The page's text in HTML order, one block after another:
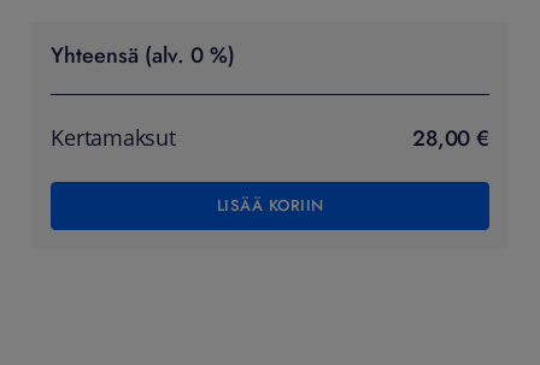
Yhteensä (alv. 0 %)
Kertamaksut 28,00 €
LISÄÄ KORIIN